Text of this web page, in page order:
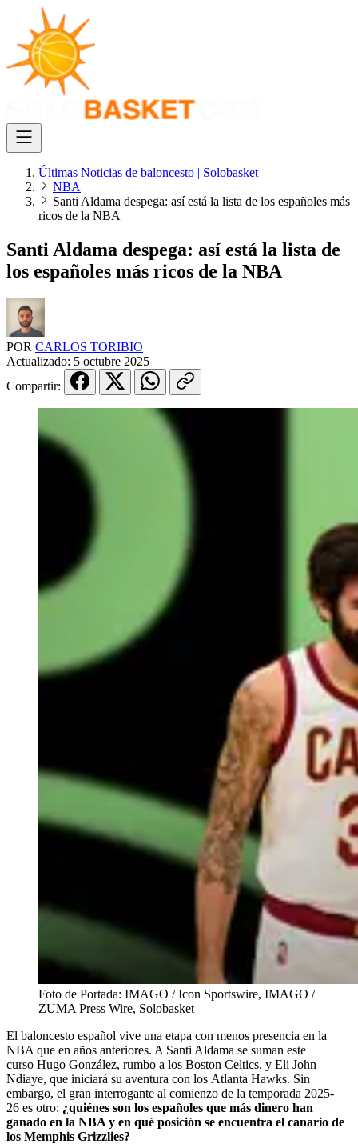
Últimas Noticias de baloncesto | Solobasket
NBA
Santi Aldama despega: así está la lista de los españoles más
ricos de la NBA
Santi Aldama despega: así está la lista de
los españoles más ricos de la NBA
POR CARLOS TORIBIO
Actualizado: 5 octubre 2025
Compartir:
Foto de Portada: IMAGO / Icon Sportswire, IMAGO /
ZUMA Press Wire, Solobasket
El baloncesto español vive una etapa con menos presencia en la
NBA que en años anteriores. A Santi Aldama se suman este
curso Hugo González, rumbo a los Boston Celtics, y Eli John
Ndiaye, que iniciará su aventura con los Atlanta Hawks. Sin
embargo, el gran interrogante al comienzo de la temporada 2025-
26 es otro: ¿quiénes son los españoles que más dinero han
ganado en la NBA y en qué posición se encuentra el canario de
los Memphis Grizzlies?